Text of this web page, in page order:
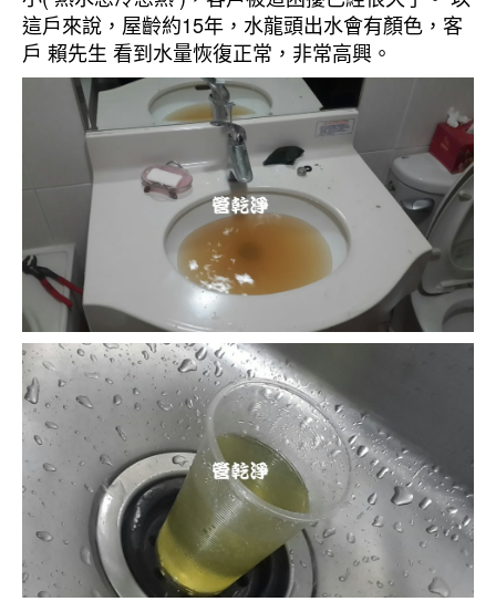
這戶來說，屋齡約15年，水龍頭出水會有顏色，客
戶 賴先生 看到水量恢復正常，非常高興。